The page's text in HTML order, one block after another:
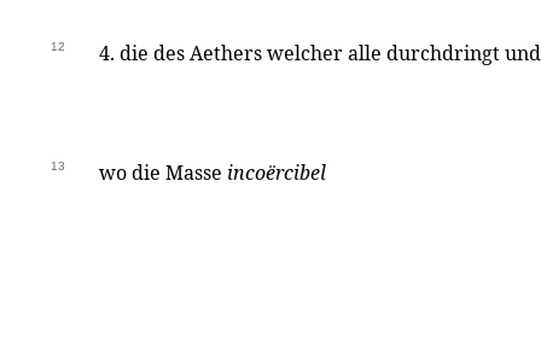
12 4. die des Aethers welcher alle durchdringt
13 wo die Masse incoërcibel